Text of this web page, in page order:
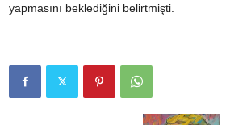
yapmasını beklediğini belirtmişti.